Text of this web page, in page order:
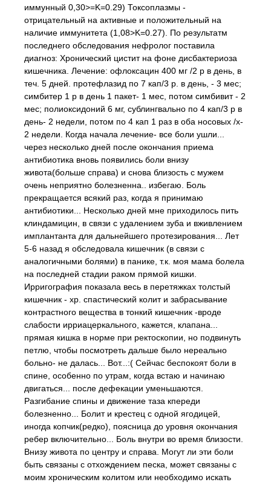
иммунный 0,30>=K=0.29) Токсоплазмы -
отрицательный на активные и положительный на
наличие иммунитета (1,08>K=0.27). По результатм
последнего обследования нефролог поставила
диагноз: Хронический цистит на фоне дисбактериоза
кишечника. Лечение: офлоксацин 400 мг /2 р в день, в
теч. 5 дней. протефлазид по 7 кап/3 р. в день, - 3 мес;
симбитер 1 р в день 1 пакет- 1 мес, потом симбивит - 2
мес; полиоксидоний 6 мг, сублингвально по 4 кап/3 р в
день- 2 недели, потом по 4 кап 1 раз в оба носовых /х-
2 недели. Когда начала лечение- все боли ушли...
через несколько дней после окончания приема
антибиотика вновь появились боли внизу
живота(больше справа) и снова близость с мужем
очень неприятно болезненна.. избегаю. Боль
прекращается всякий раз, когда я принимаю
антибиотики... Несколько дней мне приходилось пить
клиндамицин, в связи с удалением зуба и вживлением
имплантанта для дальнейшего протезирования... Лет
5-6 назад я обследовала кишечник (в связи с
аналогичными болями) в панике, т.к. моя мама болела
на последней стадии раком прямой кишки.
Ирригография показала весь в перетяжках толстый
кишечник - хр. спастический колит и забрасывание
контрастного вещества в тонкий кишечник -вроде
слабости ирриацеркального, кажется, клапана...
прямая кишка в норме при ректоскопии, но подвинуть
петлю, чтобы посмотреть дальше было нереально
больно- не далась... Вот...:( Сейчас беспокоят боли в
спине, особенно по утрам, когда встаю и начинаю
двигаться... после дефекации уменьшаются.
Разгибание спины и движение таза кпереди
болезненно... Болит и крестец с одной ягодицей,
иногда копчик(редко), поясница до уровня окончания
ребер включительно... Боль внутри во время близости.
Внизу живота по центру и справа. Могут ли эти боли
быть связаны с отхождением песка, может связаны с
моим хроническим колитом или необходимо искать